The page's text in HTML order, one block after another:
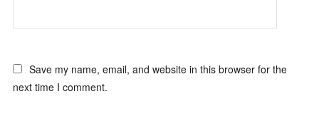
Save my name, email, and website in this browser for the
next time I comment.